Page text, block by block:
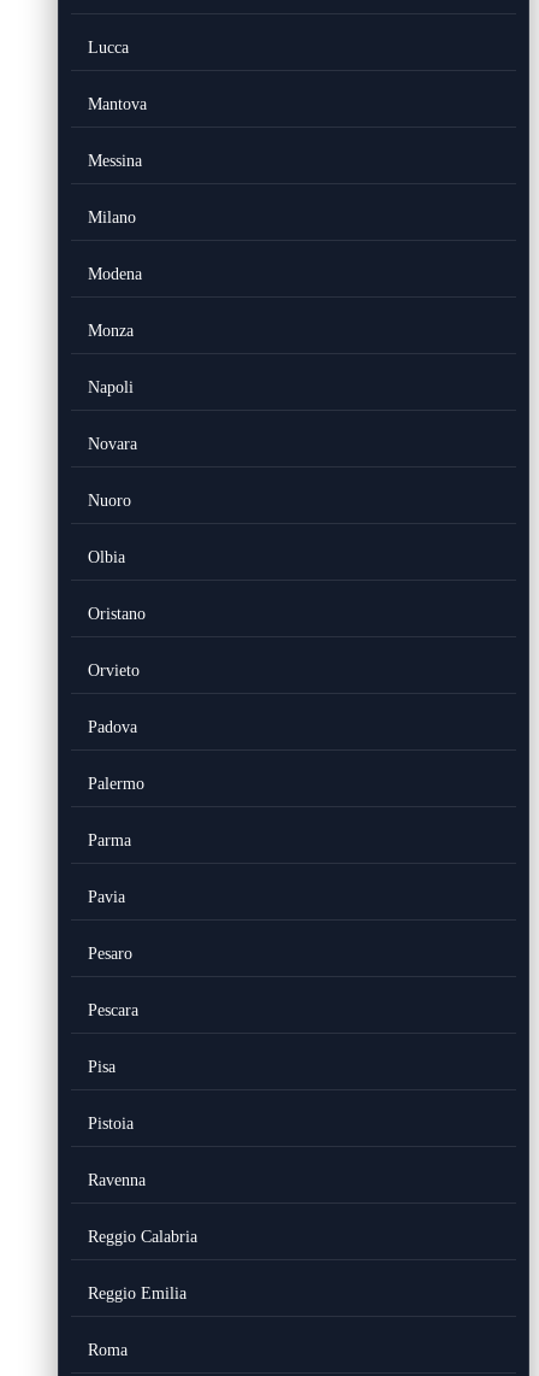
Lucca
Mantova
Messina
Milano
Modena
Monza
Napoli
Novara
Nuoro
Olbia
Oristano
Orvieto
Padova
Palermo
Parma
Pavia
Pesaro
Pescara
Pisa
Pistoia
Ravenna
Reggio Calabria
Reggio Emilia
Roma